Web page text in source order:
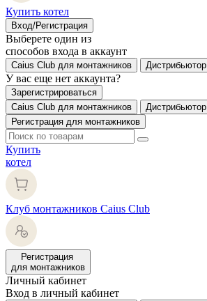
Купить котел
Вход/Регистрация
Выберете один из
способов входа в аккаунт
Caius Club для монтажников Дистрибьютор
У вас еще нет аккаунта?
Зарегистрироваться
Caius Club для монтажников
Дистрибьютор
Регистрация для монтажников
Купить
котел
Клуб монтажников Caius Club
Регистрация
для монтажников
Личный кабинет
Вход в личный кабинет